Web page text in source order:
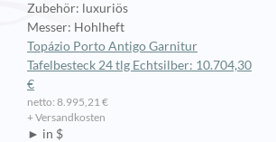
Zubehör: luxuriös
Messer: Hohlheft
Topázio Porto Antigo Garnitur
Tafelbesteck 24 tlg Echtsilber: 10.704,30
€
netto: 8.995,21 €
+ Versandkosten
► in $